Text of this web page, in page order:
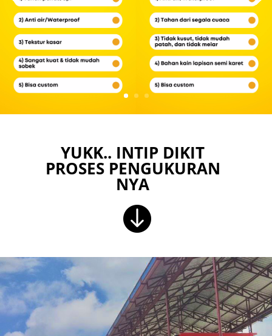
YUKK.. INTIP DIKIT
PROSES PENGUKURAN
NYA
